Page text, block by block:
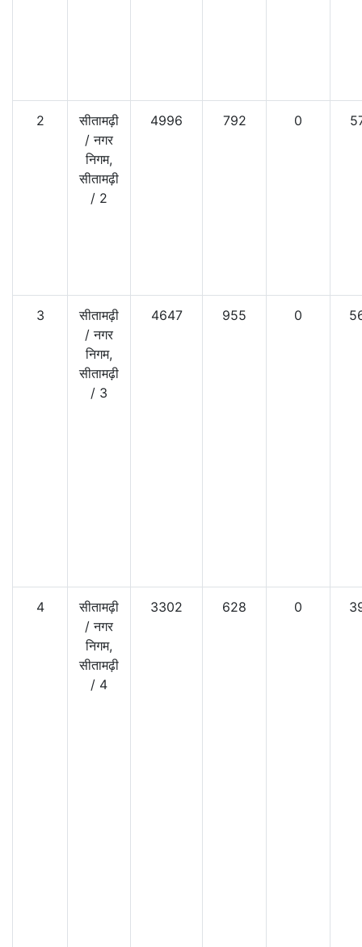
2
सीतामढ़ी
/नगर
निगम,
सीतामढ़ी
/ 2
4996 792 0
3
सीतामढ़ी
/नगर
निगम,
सीतामढ़ी
/ 3
4647 955 0
4
सीतामढ़ी
/नगर
निगम,
सीतामढ़ी
/ 4
3302 628 0